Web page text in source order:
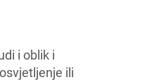
i oblik i
ili